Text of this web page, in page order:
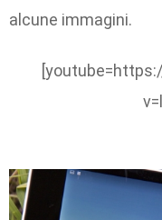
alcune immagini.